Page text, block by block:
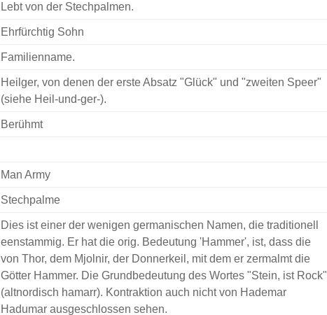
Lebt von der Stechpalmen.
Ehrfürchtig Sohn
Familienname.
Heilger, von denen der erste Absatz "Glück" und "zweiten Speer"
(siehe Heil-und-ger-).
Berühmt
Man Army
Stechpalme
Dies ist einer der wenigen germanischen Namen, die traditionell
eenstammig. Er hat die orig. Bedeutung 'Hammer', ist, dass die
von Thor, dem Mjolnir, der Donnerkeil, mit dem er zermalmt die
Götter Hammer. Die Grundbedeutung des Wortes "Stein, ist Rock"
(altnordisch hamarr). Kontraktion auch nicht von Hademar
Hadumar ausgeschlossen sehen.